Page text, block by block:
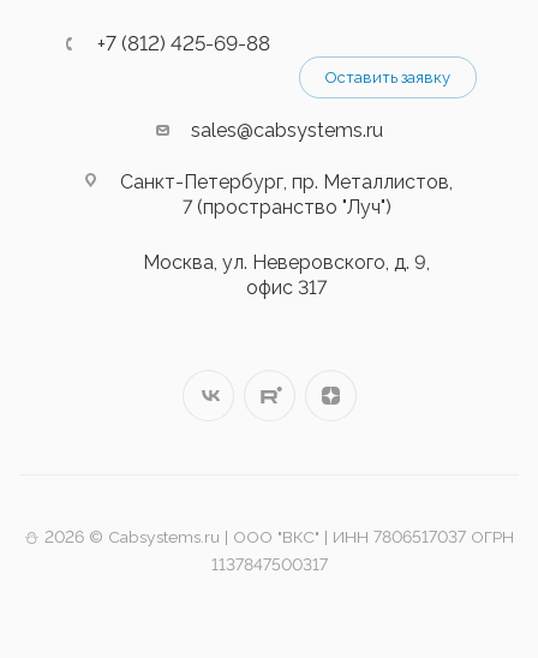
+7 (812) 425-69-88
Оставить заявку
sales@cabsystems.ru
Санкт-Петербург, пр. Металлистов,
7 (пространство "Луч")
Москва, ул. Неверовского, д. 9,
офис 317
⛄️ 2026 © Cabsystems.ru | ООО "ВКС" | ИНН 7806517037 ОГРН
1137847500317